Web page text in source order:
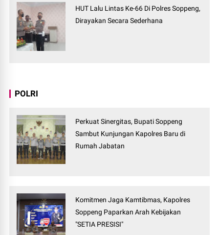
HUT Lalu Lintas Ke-66 Di Polres Soppeng,
Dirayakan Secara Sederhana
POLRI
Perkuat Sinergitas, Bupati Soppeng
Sambut Kunjungan Kapolres Baru di
Rumah Jabatan
Komitmen Jaga Kamtibmas, Kapolres
Soppeng Paparkan Arah Kebijakan
"SETIA PRESISI"